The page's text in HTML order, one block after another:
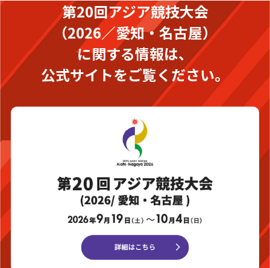
第20回アジア競技大会
（2026／愛知・名古屋）
に関する情報は、
公式サイトをご覧ください。